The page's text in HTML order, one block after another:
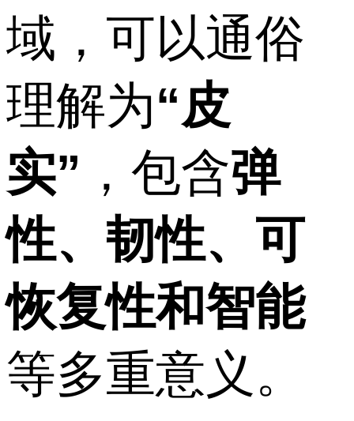
域，可以通俗
理解为“皮
实” ，包含弹
性、韧性、可
恢复性和智能
等多重意义。